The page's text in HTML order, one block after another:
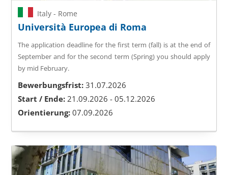
Italy - Rome
Università Europea di Roma
The application deadline for the first term (fall) is at the end of
September and for the second term (Spring) you should apply
by mid February.
Bewerbungsfrist: 31.07.2026
Start / Ende: 21.09.2026 - 05.12.2026
Orientierung: 07.09.2026